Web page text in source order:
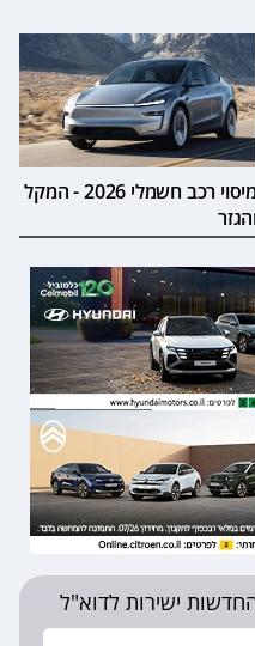
מיסוי רכב חשמלי 2026 - המקל
ישירות לדוא"ל